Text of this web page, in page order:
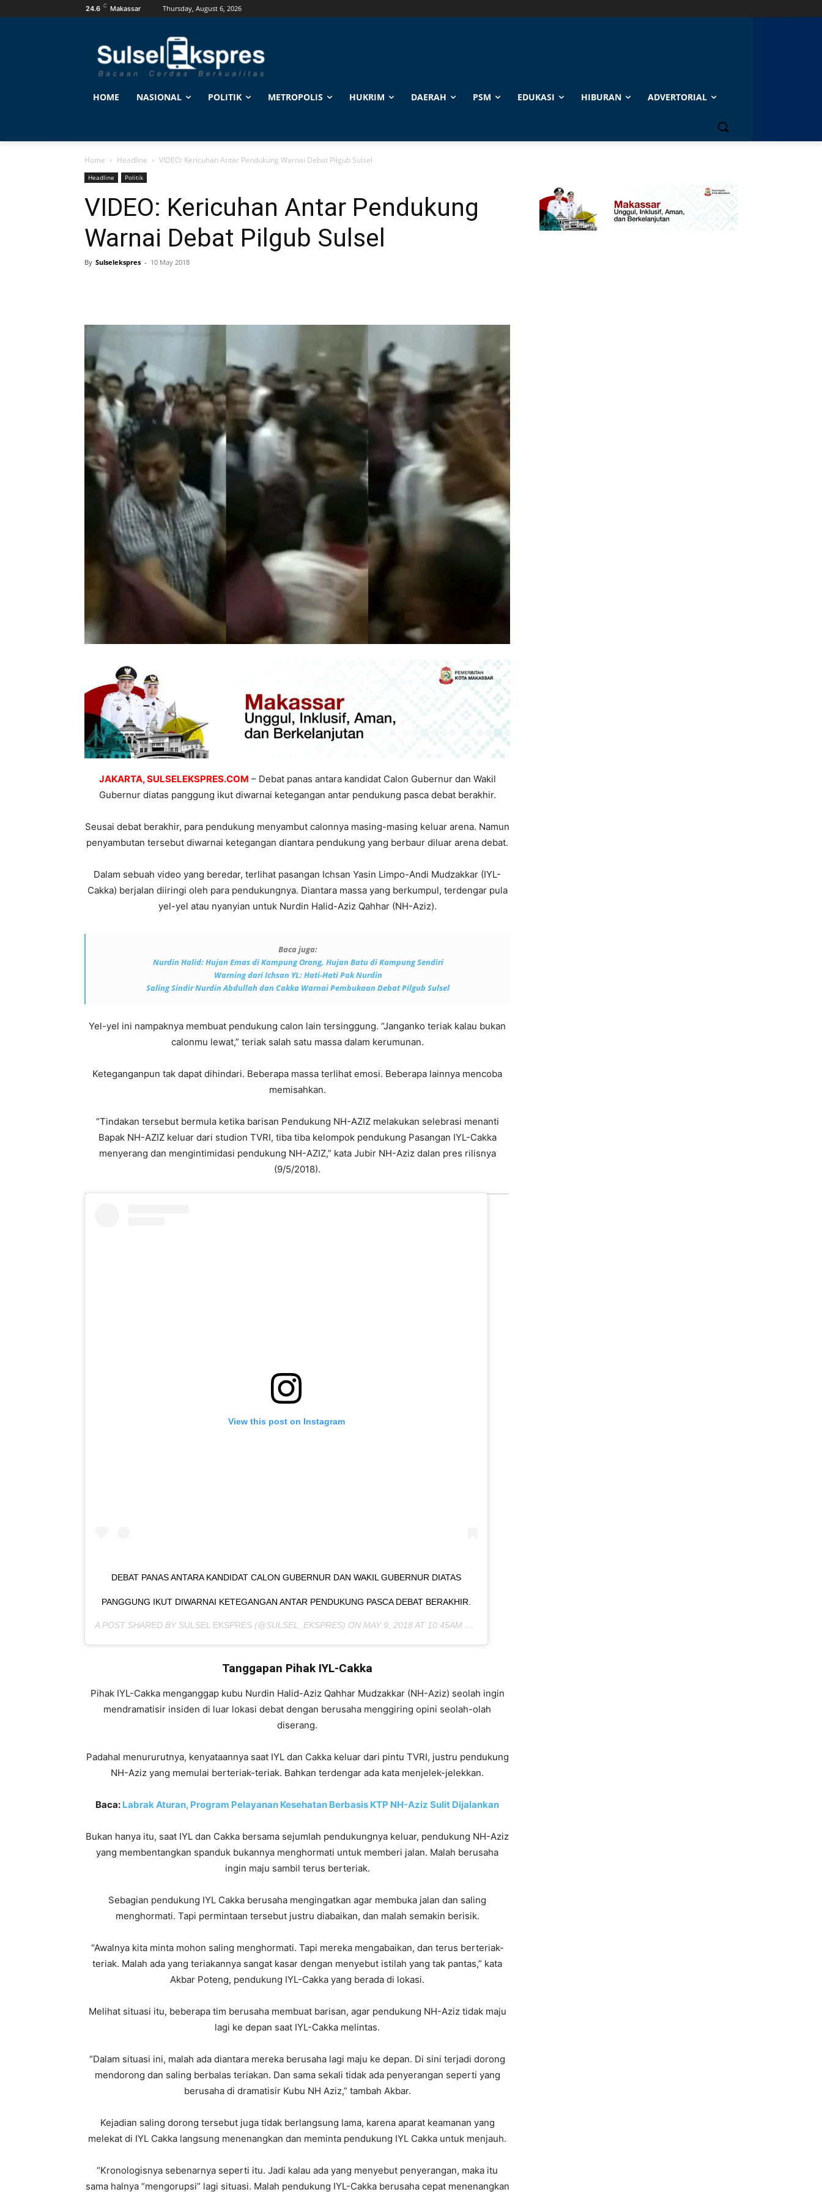
24.6 C Makassar Thursday, August 6, 2026
HOME NASIONAL POLITIK METROPOLIS HUKRIM DAERAH PSM EDUKASI HIBURAN ADVERTORIAL
Home Headline VIDEO: Kericuhan Antar Pendukung Warnai Debat Pilgub Sulsel
Headline Politik
VIDEO: Kericuhan Antar Pendukung
Warnai Debat Pilgub Sulsel
By Sulselekspres - 10 May 2018
JAKARTA, SULSELEKSPRES.COM – Debat panas antara kandidat Calon Gubernur dan Wakil
Gubernur diatas panggung ikut diwarnai ketegangan antar pendukung pasca debat berakhir.
Seusai debat berakhir, para pendukung menyambut calonnya masing-masing keluar arena. Namun
penyambutan tersebut diwarnai ketegangan diantara pendukung yang berbaur diluar arena debat.
Dalam sebuah video yang beredar, terlihat pasangan Ichsan Yasin Limpo-Andi Mudzakkar (IYL-
Cakka) berjalan diiringi oleh para pendukungnya. Diantara massa yang berkumpul, terdengar pula
yel-yel atau nyanyian untuk Nurdin Halid-Aziz Qahhar (NH-Aziz).
Baca juga:
Nurdin Halid: Hujan Emas di Kampung Orang, Hujan Batu di Kampung Sendiri
Warning dari Ichsan YL: Hati-Hati Pak Nurdin
Saling Sindir Nurdin Abdullah dan Cakka Warnai Pembukaan Debat Pilgub Sulsel
Yel-yel ini nampaknya membuat pendukung calon lain tersinggung. “Janganko teriak kalau bukan
calonmu lewat,” teriak salah satu massa dalam kerumunan.
Keteganganpun tak dapat dihindari. Beberapa massa terlihat emosi. Beberapa lainnya mencoba
memisahkan.
“Tindakan tersebut bermula ketika barisan Pendukung NH-AZIZ melakukan selebrasi menanti
Bapak NH-AZIZ keluar dari studion TVRI, tiba tiba kelompok pendukung Pasangan IYL-Cakka
menyerang dan mengintimidasi pendukung NH-AZIZ,” kata Jubir NH-Aziz dalan pres rilisnya
(9/5/2018).
View this post on Instagram
DEBAT PANAS ANTARA KANDIDAT CALON GUBERNUR DAN WAKIL GUBERNUR DIATAS
PANGGUNG IKUT DIWARNAI KETEGANGAN ANTAR PENDUKUNG PASCA DEBAT BERAKHIR.
A POST SHARED BY SULSEL EKSPRES (@SULSEL_EKSPRES) ON MAY 9, 2018 AT 10:45AM PDT
Tanggapan Pihak IYL-Cakka
Pihak IYL-Cakka menganggap kubu Nurdin Halid-Aziz Qahhar Mudzakkar (NH-Aziz) seolah ingin
mendramatisir insiden di luar lokasi debat dengan berusaha menggiring opini seolah-olah
diserang.
Padahal menururutnya, kenyataannya saat IYL dan Cakka keluar dari pintu TVRI, justru pendukung
NH-Aziz yang memulai berteriak-teriak. Bahkan terdengar ada kata menjelek-jelekkan.
Baca: Labrak Aturan, Program Pelayanan Kesehatan Berbasis KTP NH-Aziz Sulit Dijalankan
Bukan hanya itu, saat IYL dan Cakka bersama sejumlah pendukungnya keluar, pendukung NH-Aziz
yang membentangkan spanduk bukannya menghormati untuk memberi jalan. Malah berusaha
ingin maju sambil terus berteriak.
Sebagian pendukung IYL Cakka berusaha mengingatkan agar membuka jalan dan saling
menghormati. Tapi permintaan tersebut justru diabaikan, dan malah semakin berisik.
“Awalnya kita minta mohon saling menghormati. Tapi mereka mengabaikan, dan terus berteriak-
teriak. Malah ada yang teriakannya sangat kasar dengan menyebut istilah yang tak pantas,” kata
Akbar Poteng, pendukung IYL-Cakka yang berada di lokasi.
Melihat situasi itu, beberapa tim berusaha membuat barisan, agar pendukung NH-Aziz tidak maju
lagi ke depan saat IYL-Cakka melintas.
“Dalam situasi ini, malah ada diantara mereka berusaha lagi maju ke depan. Di sini terjadi dorong
mendorong dan saling berbalas teriakan. Dan sama sekali tidak ada penyerangan seperti yang
berusaha di dramatisir Kubu NH Aziz,” tambah Akbar.
Kejadian saling dorong tersebut juga tidak berlangsung lama, karena aparat keamanan yang
melekat di IYL Cakka langsung menenangkan dan meminta pendukung IYL Cakka untuk menjauh.
“Kronologisnya sebenarnya seperti itu. Jadi kalau ada yang menyebut penyerangan, maka itu
sama halnya “mengorupsi” lagi situasi. Malah pendukung IYL-Cakka berusaha cepat menenangkan